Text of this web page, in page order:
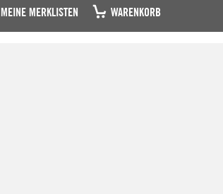
MEINE MERKLISTEN WARENKORB